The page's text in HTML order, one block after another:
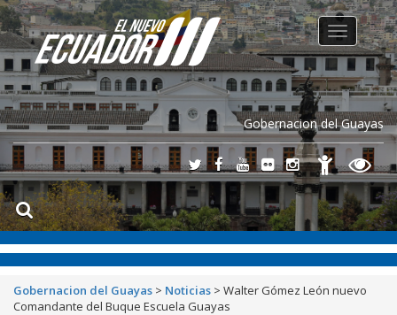
Gobernacion del Guayas
Toggle
navigation
Gobernacion del Guayas > Noticias > Walter Gómez León nuevo
Comandante del Buque Escuela Guayas